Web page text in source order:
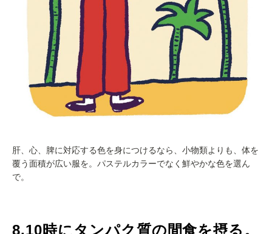
肝、心、脾に対応する色を身につけるなら、小物類よりも、体を
覆う面積が広い服を。パステルカラーでなく鮮やかな色を選ん
で。
8.10時にタンパク質の間食を摂る。